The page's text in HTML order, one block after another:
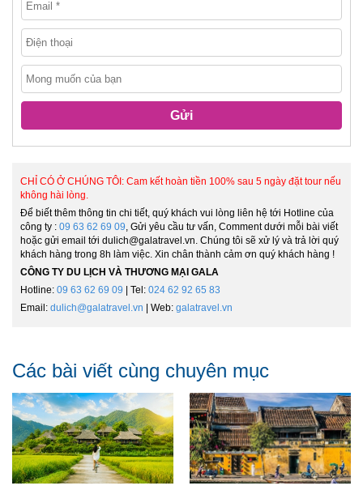
Gửi
CHỈ CÓ Ở CHÚNG TÔI: Cam kết hoàn tiền 100% sau 5 ngày đặt tour nếu
không hài lòng.
Để biết thêm thông tin chi tiết, quý khách vui lòng liên hệ tới Hotline của
công ty : 09 63 62 69 09, Gửi yêu cầu tư vấn, Comment dưới mỗi bài viết
hoặc gửi email tới dulich@galatravel.vn. Chúng tôi sẽ xử lý và trả lời quý
khách hàng trong 8h làm việc. Xin chân thành cảm ơn quý khách hàng !
CÔNG TY DU LỊCH VÀ THƯƠNG MẠI GALA
Hotline: 09 63 62 69 09 | Tel: 024 62 92 65 83
Email: dulich@galatravel.vn | Web: galatravel.vn
Các bài viết cùng chuyên mục